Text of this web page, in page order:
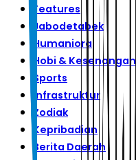
Features
Jabodetabek
Humaniora
Hobi & Kesenangan
Sports
Infrastruktur
Zodiak
Kepribadian
Berita Daerah